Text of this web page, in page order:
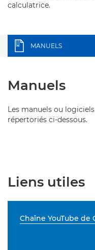
calculatrice.
MANUELS
Manuels
Les manuels ou
répertoriés ci-dessous.
Liens utiles
Chaîne YouTube de